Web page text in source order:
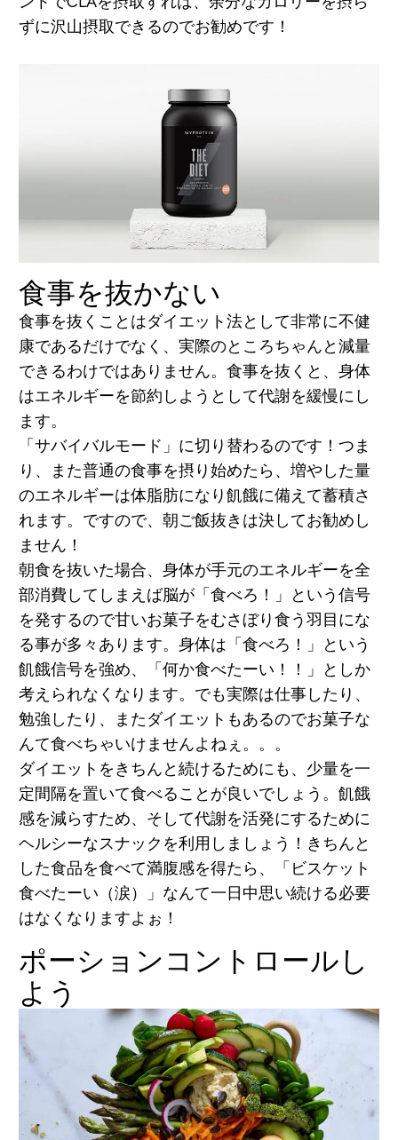
ずに沢山摂取できるのでお勧めです！
食事を抜かない
食事を抜くことはダイエット法として非常に不健
康であるだけでなく、実際のところちゃんと減量
できるわけではありません。食事を抜くと、身体
はエネルギーを節約しようとして代謝を緩慢にし
ます。
「サバイバルモード」に切り替わるのです！つま
り、また普通の食事を摂り始めたら、増やした量
のエネルギーは体脂肪になり飢餓に備えて蓄積さ
れます。ですので、朝ご飯抜きは決してお勧めし
ません！
朝食を抜いた場合、身体が手元のエネルギーを全
部消費してしまえば脳が「食べろ！」という信号
を発するので甘いお菓子をむさぼり食う羽目にな
る事が多々あります。身体は「食べろ！」という
飢餓信号を強め、「何か食べたーい！！」としか
考えられなくなります。でも実際は仕事したり、
勉強したり、またダイエットもあるのでお菓子な
んて食べちゃいけませんよねぇ。。。
ダイエットをきちんと続けるためにも、少量を一
定間隔を置いて食べることが良いでしょう。飢餓
感を減らすため、そして代謝を活発にするために
ヘルシーなスナックを利用しましょう！きちんと
した食品を食べて満腹感を得たら、「ビスケット
食べたーい（涙）」なんて一日中思い続ける必要
はなくなりますよぉ！
ポーションコントロールし
よう